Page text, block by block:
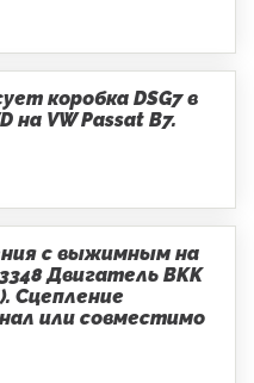
коробка DSG7 в
на VW Passat B7.
с выжимным на
Двигатель BKK
Сцепление
или совместимо